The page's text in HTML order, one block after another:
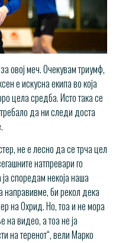
овој меч. Очекувам триумф,
е искусна екипа во која
цела средба. Исто така се
да ни следи доста
не е лесно да се трча цел
натпревари го
споредам некоја наша
направивме, би рекол дека
на Охрид. Но, тоа и не мора
на видео, а тоа не ја
на теренот“, вели Марко